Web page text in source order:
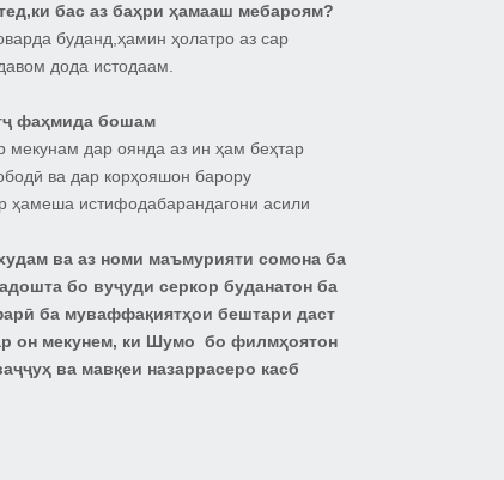
бас аз баҳри ҳамааш мебароям?
буданд,ҳамин ҳолатро аз сар
дода истодаам.
фаҳмида бошам
мекунам дар оянда аз ин ҳам беҳтар
ва дар корҳояшон барору
ҳамеша истифодабарандагони асили
ва аз номи маъмурияти сомона ба
бо вуҷуди серкор буданатон ба
ба муваффақиятҳои бештари даст
он мекунем, ки Шумо бо филмҳоятон
ва мавқеи назаррасеро касб